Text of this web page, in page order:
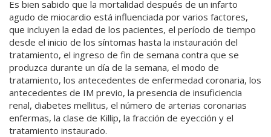
Es bien sabido que la mortalidad después de un infarto
agudo de miocardio está influenciada por varios factores,
que incluyen la edad de los pacientes, el período de tiempo
desde el inicio de los síntomas hasta la instauración del
tratamiento, el ingreso de fin de semana contra que se
produzca durante un día de la semana, el modo de
tratamiento, los antecedentes de enfermedad coronaria, los
antecedentes de IM previo, la presencia de insuficiencia
renal, diabetes mellitus, el número de arterias coronarias
enfermas, la clase de Killip, la fracción de eyección y el
tratamiento instaurado.